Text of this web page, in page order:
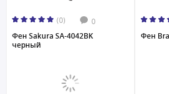
(0) 0
Фен Sakura SA-4042BK
черный
Фен